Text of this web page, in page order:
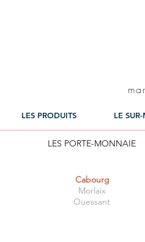
LES PRODUITS LE
LES PORTE-MONNAIE
Cabourg
Morlaix
Ouessant